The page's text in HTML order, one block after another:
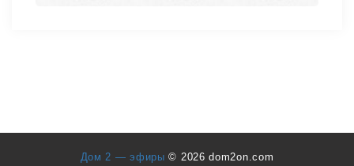
Дом 2 — эфиры© 2026 dom2on.com